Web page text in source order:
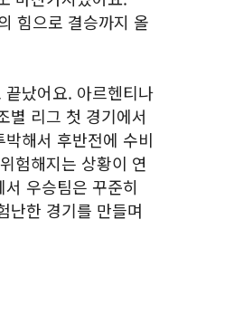
힘으로 결승까지 올
났어요. 아르헨티나
별 리그 첫 경기에서
해서 후반전에 수비
험해지는 상황이 연
우승팀은 꾸준히
난한 경기를 만들며